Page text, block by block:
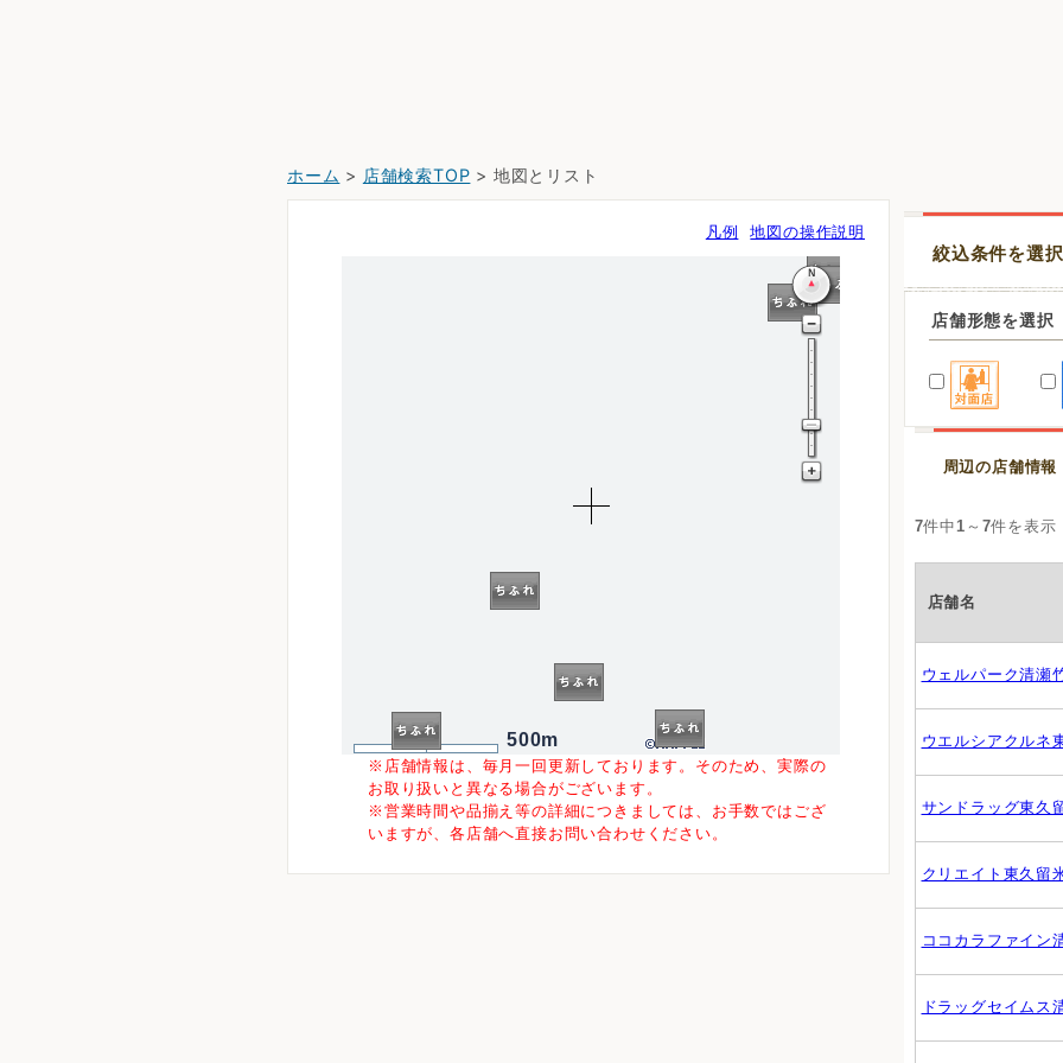
ホーム > 店舗検索TOP > 地図とリスト
凡例 地図の操作説明
500m
※店舗情報は、毎月一回更新しております。そのため、実際の
お取り扱いと異なる場合がございます。
※営業時間や品揃え等の詳細につきましては、お手数ではござ
いますが、各店舗へ直接お問い合わせください。
絞込条件を選
店舗形態を選択
周辺の店舗情報
7件中 1 ～ 7件を表示
店舗名
ウェルパーク清瀬
ウエルシアクルネ
サンドラッグ東久
クリエイト東久留
ココカラファイン
ドラッグセイムス